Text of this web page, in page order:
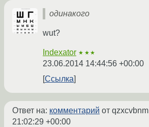
одинакого
wut?
Indexator ★★★
23.06.2014 14:44:56 +00:00
Ссылка
Ответ на: комментарий от qzxcvbnm
21:02:29 +00:00